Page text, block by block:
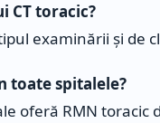
CT toracic?
examinării și de
toate spitalele?
oferă RMN toracic